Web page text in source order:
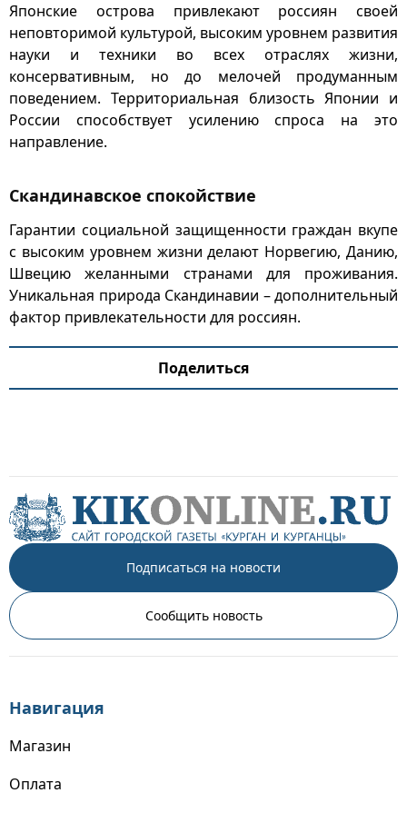
Японские острова привлекают россиян своей
неповторимой культурой, высоким уровнем развития
науки и техники во всех отраслях жизни,
консервативным, но до мелочей продуманным
поведением. Территориальная близость Японии и
России способствует усилению спроса на это
направление.
Скандинавское спокойствие
Гарантии социальной защищенности граждан вкупе
с высоким уровнем жизни делают Норвегию, Данию,
Швецию желанными странами для проживания.
Уникальная природа Скандинавии – дополнительный
фактор привлекательности для россиян.
Поделиться
Подписаться на новости
Сообщить новость
Навигация
Магазин
Оплата